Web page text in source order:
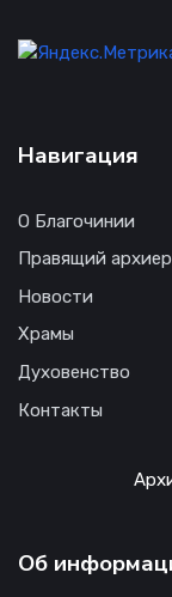
Навигация
О Благочинии
Правящий
Новости
Храмы
Духовенство
Контакты
Об